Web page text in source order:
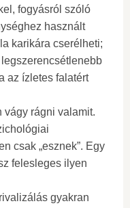
fogyásról szóló
használt
karikára cserélheti;
az ízletes falatért
vágy rágni valamit.
csak „esznek”. Egy
felesleges ilyen
gyakran